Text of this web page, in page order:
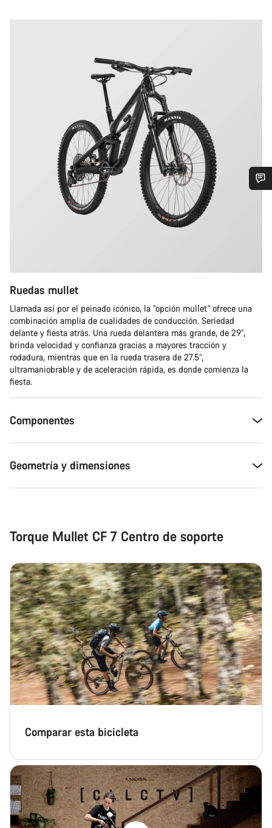
Ruedas mullet
Llamada así por el peinado icónico, la "opción mullet" ofrece una
combinación amplia de cualidades de conducción. Seriedad
delante y fiesta atrás. Una rueda delantera más grande, de 29”,
brinda velocidad y confianza gracias a mayores tracción y
rodadura, mientras que en la rueda trasera de 27.5”,
ultramaniobrable y de aceleración rápida, es donde comienza la
fiesta.
Componentes
Geometría y dimensiones
Torque Mullet CF 7 Centro de soporte
Comparar esta bicicleta
¿Necesitas ayuda?
Cerrar